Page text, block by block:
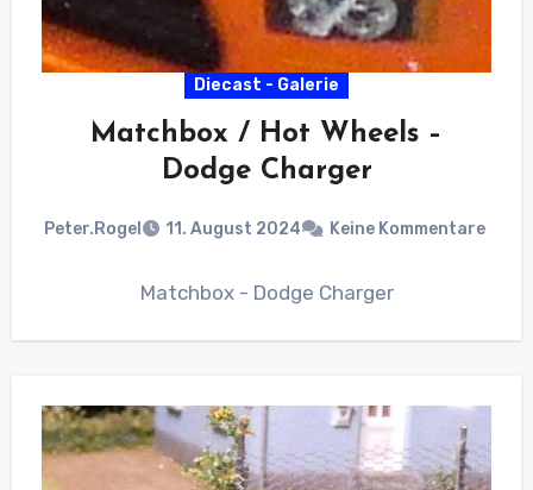
Diecast - Galerie
Matchbox / Hot Wheels –
Dodge Charger
Peter.Rogel 11. August 2024 Keine Kommentare
Matchbox - Dodge Charger